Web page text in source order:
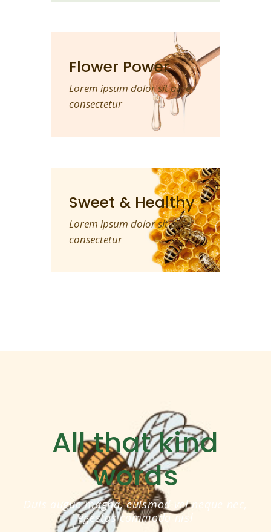
Flower Power
Lorem ipsum dolor sit ame
consectetur
Sweet & Healthy
Lorem ipsum dolor sit ame
consectetur
All that kind
words
Duis augue magna, euismod vel neque nec,
egestas commodo nisl
0
1
0
1